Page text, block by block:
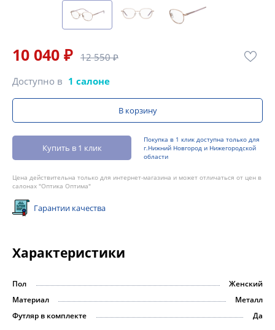
10 040 ₽ 12 550 ₽
Доступно в 1 салоне
В корзину
Купить в 1 клик
Покупка в 1 клик доступна только для
г.Нижний Новгород и Нижегородской
области
Цена действительна только для интернет-магазина и может отличаться от цен в
салонах "Оптика Оптима"
Гарантии качества
Характеристики
Пол
Женский
Материал
Металл
Футляр в комплекте
Да